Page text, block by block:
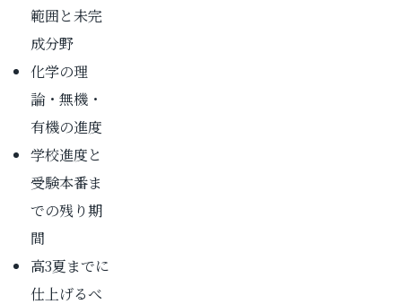
範囲と未完
成分野
化学の理
論・無機・
有機の進度
学校進度と
受験本番ま
での残り期
間
高3夏までに
仕上げるべ